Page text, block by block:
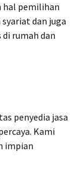
hal pemilihan
syariat dan juga
rumah dan
penyedia jasa
Kami
impian